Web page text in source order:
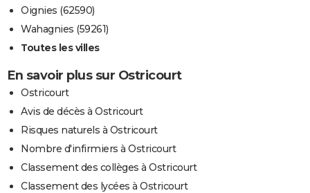
Oignies (62590)
Wahagnies (59261)
Toutes les villes
En savoir plus sur Ostricourt
Ostricourt
Avis de décès à Ostricourt
Risques naturels à Ostricourt
Nombre d'infirmiers à Ostricourt
Classement des collèges à Ostricourt
Classement des lycées à Ostricourt